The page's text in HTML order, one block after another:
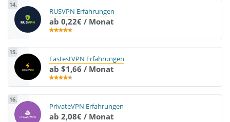
14.
RUSVPN Erfahrungen
ab 0,22€ / Monat
15.
FastestVPN Erfahrungen
ab $1,66 / Monat
16.
PrivateVPN Erfahrungen
ab 2,08€ / Monat